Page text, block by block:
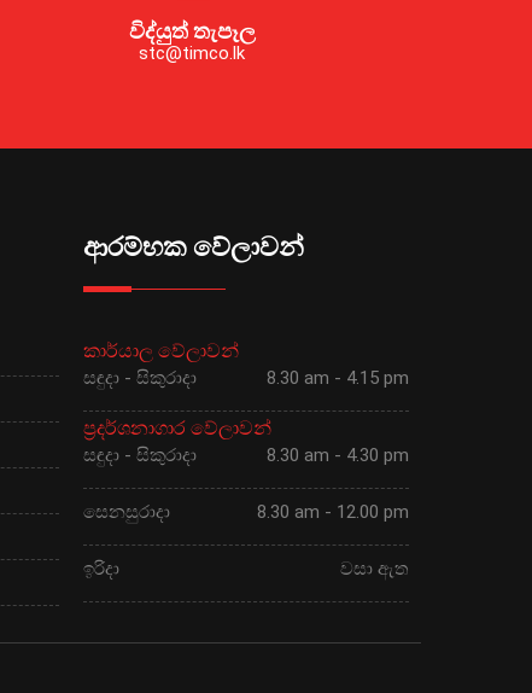
විද්යුත් තැපෑල
stc@timco.lk
ආරම්භක වේලාවන්
කාර්යාල වේලාවන්
සඳුදා - සිකුරාදා 8.30 am - 4.15 pm
ප්‍රදර්ශනාගාර වේලාවන්
සඳුදා - සිකුරාදා 8.30 am - 4.30 pm
සෙනසුරාදා 8.30 am - 12.00 pm
ඉරිදා වසා ඇත